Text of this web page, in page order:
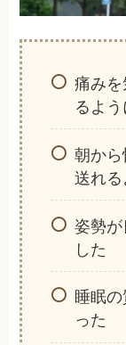
痛み
るよ
朝か
送れ
姿勢
した
睡眠
った